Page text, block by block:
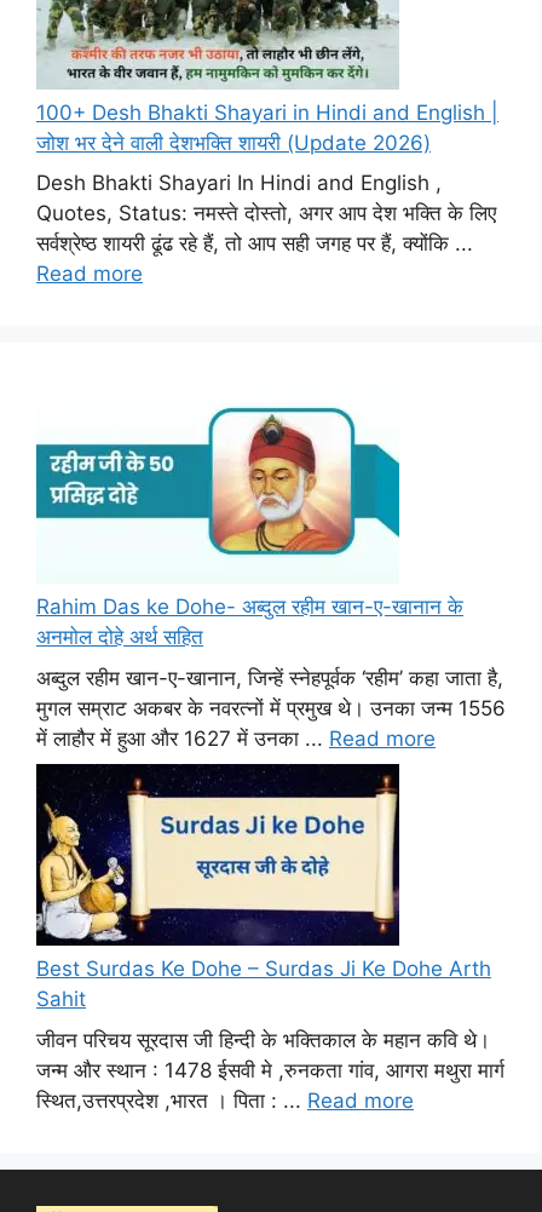
100+ Desh Bhakti Shayari in Hindi and English |
जोश भर देने वाली देशभक्ति शायरी (Update 2026)
Desh Bhakti Shayari In Hindi and English ,
Quotes, Status: नमस्ते दोस्तो, अगर आप देश भक्ति के लिए
सर्वश्रेष्ठ शायरी ढूंढ रहे हैं, तो आप सही जगह पर हैं, क्योंकि ...
Read more
Rahim Das ke Dohe- अब्दुल रहीम खान-ए-खानान के
अनमोल दोहे अर्थ सहित
अब्दुल रहीम खान-ए-खानान, जिन्हें स्नेहपूर्वक ‘रहीम’ कहा जाता है,
मुगल सम्राट अकबर के नवरत्नों में प्रमुख थे। उनका जन्म 1556
में लाहौर में हुआ और 1627 में उनका ... Read more
Best Surdas Ke Dohe – Surdas Ji Ke Dohe Arth
Sahit
जीवन परिचय सूरदास जी हिन्दी के भक्तिकाल के महान कवि थे।
जन्म और स्थान : 1478 ईसवी मे ,रुनकता गांव, आगरा मथुरा मार्ग
स्थित,उत्तरप्रदेश ,भारत । पिता : ... Read more